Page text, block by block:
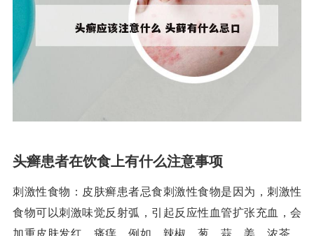
头癣患者在饮食上有什么注意事项
刺激性食物：皮肤癣患者忌食刺激性食物是因为，刺激性
食物可以刺激味觉反射弧，引起反应性血管扩张充血，会
加重皮肤发红、瘙痒。例如，辣椒、葱、蒜、姜、浓茶、